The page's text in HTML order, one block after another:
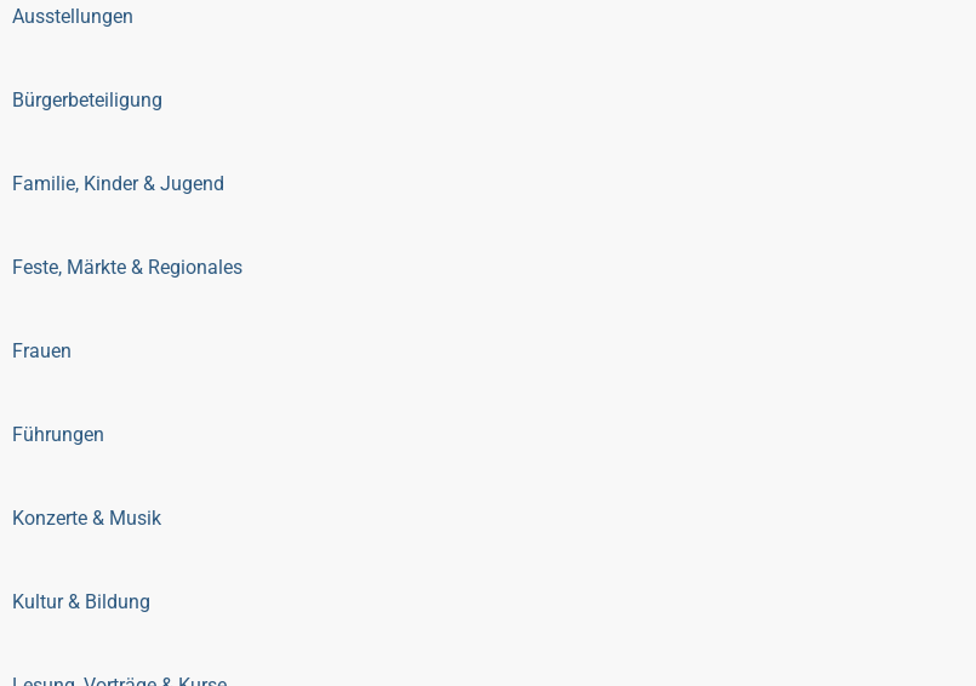
Ausstellungen
Bürgerbeteiligung
Familie, Kinder & Jugend
Feste, Märkte & Regionales
Frauen
Führungen
Konzerte & Musik
Kultur & Bildung